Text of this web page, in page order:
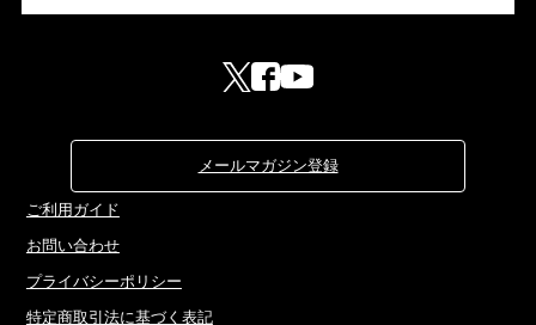
メールマガジン登録
ご利用ガイド
お問い合わせ
プライバシーポリシー
特定商取引法に基づく表記